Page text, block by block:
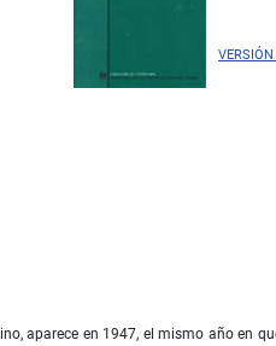
VERSIÓN
aparece en 1947, el mismo año en